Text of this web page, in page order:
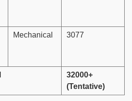
Mechanical 3077
32000+
(Tentative)